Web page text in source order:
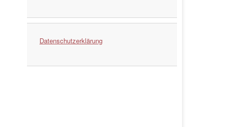
Datenschutzerklärung